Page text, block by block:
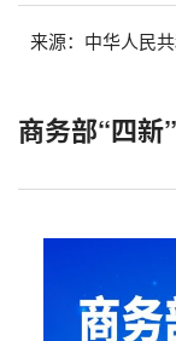
来源：中华人民
商务部“四新